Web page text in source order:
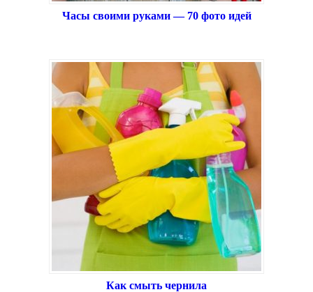
Часы своими руками — 70 фото идей
Как смыть чернила